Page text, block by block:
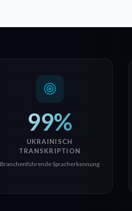
99%
UKRAINISCH
TRANSKRIPTION
Branchenführende Spracherkennung